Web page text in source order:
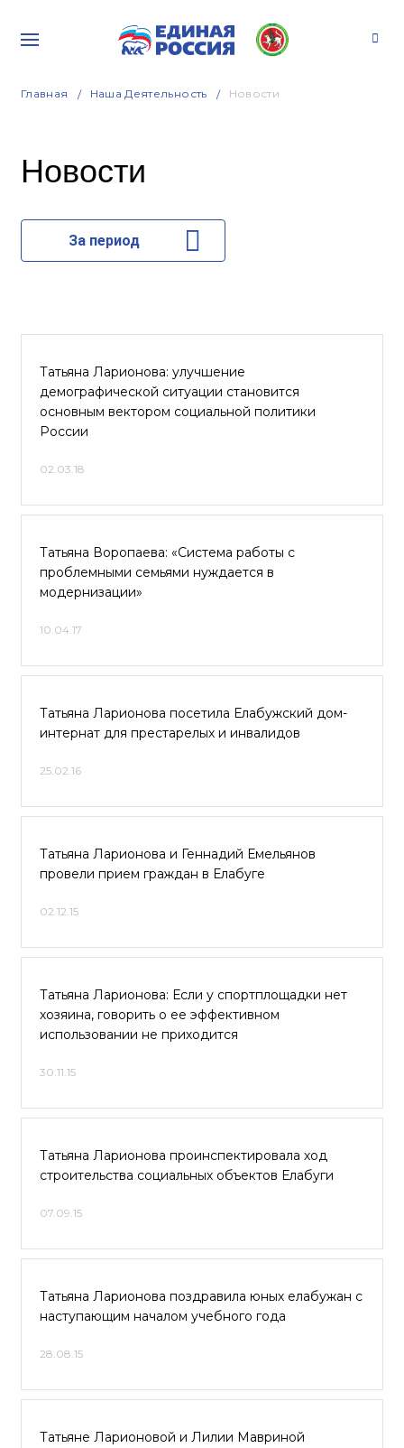
Главная Наша Деятельность Новости
Новости
За период
Татьяна Ларионова: улучшение
демографической ситуации становится
основным вектором социальной политики
России
02.03.18
Татьяна Воропаева: «Система работы с
проблемными семьями нуждается в
модернизации»
10.04.17
Татьяна Ларионова посетила Елабужский дом-
интернат для престарелых и инвалидов
25.02.16
Татьяна Ларионова и Геннадий Емельянов
провели прием граждан в Елабуге
02.12.15
Татьяна Ларионова: Если у спортплощадки нет
хозяина, говорить о ее эффективном
использовании не приходится
30.11.15
Татьяна Ларионова проинспектировала ход
строительства социальных объектов Елабуги
07.09.15
Татьяна Ларионова поздравила юных елабужан с
наступающим началом учебного года
28.08.15
Татьяне Ларионовой и Лилии Мавриной